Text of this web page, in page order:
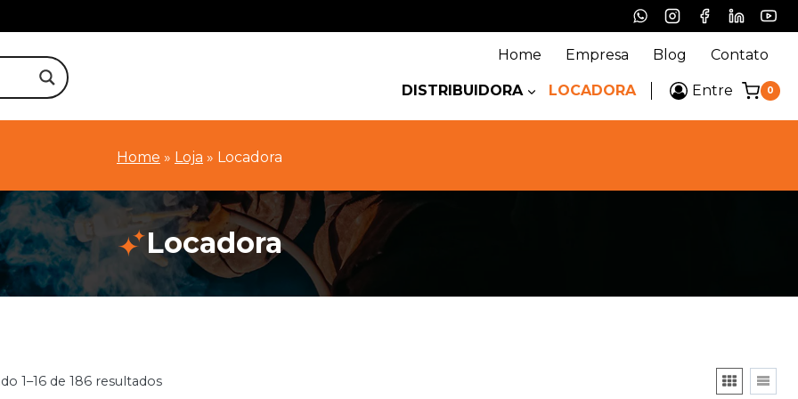
Home Empresa Blog Contato
DISTRIBUIDORA LOCADORA Entre 0
Home » Loja » Locadora
Locadora
1–16 de 186 resultados